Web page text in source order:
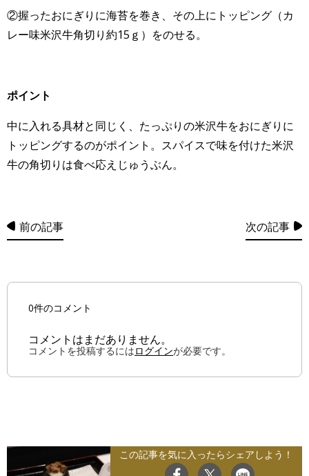
②握ったおにぎりに海苔を巻き、その上にトッピング（カ
レー味米沢牛角切り約15ｇ）をのせる。
ポイント
中に入れる具材と同じく、たっぷりの米沢牛をおにぎりに
トッピングするのがポイント。スパイスで味を付けた米沢
牛の角切りは食べ応えじゅうぶん。
前の記事 次の記事
0件のコメント
コメントはまだありません。
コメントを投稿するにはログインが必要です。
この記事を気に入ったらシェアしよう！